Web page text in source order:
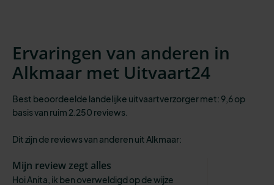
Ervaringen van anderen in
Alkmaar met Uitvaart24
Best beoordeelde landelijke uitvaartverzorger met: 9,6 op
basis van ruim 2.250 reviews.
Dit zijn de reviews van anderen uit Alkmaar:
Mijn review zegt alles
Hoi Anita, ik ben overweldigd op de wijze